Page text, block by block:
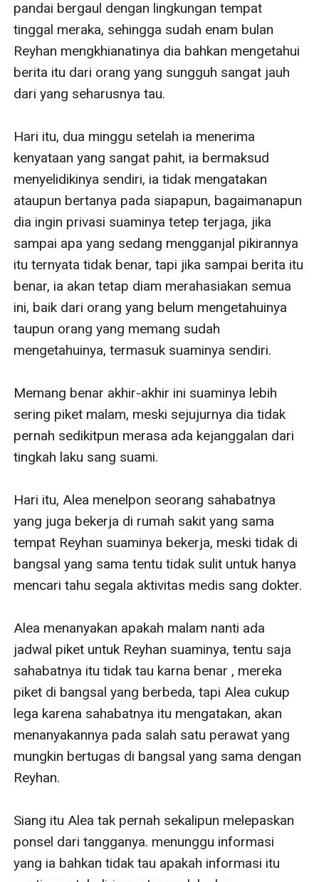
pandai bergaul dengan lingkungan tempat
tinggal meraka, sehingga sudah enam bulan
Reyhan mengkhianatinya dia bahkan mengetahui
berita itu dari orang yang sungguh sangat jauh
dari yang seharusnya tau.
Hari itu, dua minggu setelah ia menerima
kenyataan yang sangat pahit, ia bermaksud
menyelidikinya sendiri, ia tidak mengatakan
ataupun bertanya pada siapapun, bagaimanapun
dia ingin privasi suaminya tetep terjaga, jika
sampai apa yang sedang mengganjal pikirannya
itu ternyata tidak benar, tapi jika sampai berita itu
benar, ia akan tetap diam merahasiakan semua
ini, baik dari orang yang belum mengetahuinya
taupun orang yang memang sudah
mengetahuinya, termasuk suaminya sendiri.
Memang benar akhir-akhir ini suaminya lebih
sering piket malam, meski sejujurnya dia tidak
pernah sedikitpun merasa ada kejanggalan dari
tingkah laku sang suami.
Hari itu, Alea menelpon seorang sahabatnya
yang juga bekerja di rumah sakit yang sama
tempat Reyhan suaminya bekerja, meski tidak di
bangsal yang sama tentu tidak sulit untuk hanya
mencari tahu segala aktivitas medis sang dokter.
Alea menanyakan apakah malam nanti ada
jadwal piket untuk Reyhan suaminya, tentu saja
sahabatnya itu tidak tau karna benar , mereka
piket di bangsal yang berbeda, tapi Alea cukup
lega karena sahabatnya itu mengatakan, akan
menanyakannya pada salah satu perawat yang
mungkin bertugas di bangsal yang sama dengan
Reyhan.
Siang itu Alea tak pernah sekalipun melepaskan
ponsel dari tangganya. menunggu informasi
yang ia bahkan tidak tau apakah informasi itu